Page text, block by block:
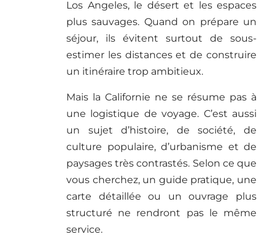
Los Angeles, le désert et les espaces
plus sauvages. Quand on prépare un
séjour, ils évitent surtout de sous-
estimer les distances et de construire
un itinéraire trop ambitieux.
Mais la Californie ne se résume pas à
une logistique de voyage. C’est aussi
un sujet d’histoire, de société, de
culture populaire, d’urbanisme et de
paysages très contrastés. Selon ce que
vous cherchez, un guide pratique, une
carte détaillée ou un ouvrage plus
structuré ne rendront pas le même
service.